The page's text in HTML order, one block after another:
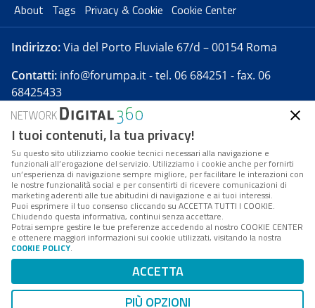
About Tags Privacy & Cookie Cookie Center
Indirizzo:Via del Porto Fluviale 67/d – 00154 Roma
Contatti: info@forumpa.it- tel. 06 684251 - fax. 06
68425433
Forumpa.itè una pubblicazione telematica iscritta
presso Registro della stampa del Tribunale di Roma -
Reg. n. 182 del 2 maggio 2008 - Direttore resp. Michela
Stentella
FPA s.r.l. è società soggetta a Direzione e
Coordinamento da parte di Digital360 S.p.A. - FPA s.r.l.
è un'azienda certificata per il sistema di management
Codice Fiscale/Partita IVA n. 10693191008 - R.E.A. Roma
n. 1249791. ISP AWS
Mappa del sito
I tuoi contenuti, la tua privacy!
Su questo sito utilizziamo cookie tecnici necessari alla navigazione e
funzionali all’erogazione del servizio. Utilizziamo i cookie anche per fornirti
un’esperienza di navigazione sempre migliore, per facilitare le interazioni con
le nostre funzionalità social e per consentirti di ricevere comunicazioni di
marketing aderenti alle tue abitudini di navigazione e ai tuoi interessi.
Puoi esprimere il tuo consenso cliccando su ACCETTA TUTTI I COOKIE.
Chiudendo questa informativa, continui senza accettare.
Potrai sempre gestire le tue preferenze accedendo al nostro COOKIE CENTER
e ottenere maggiori informazioni sui cookie utilizzati, visitando la nostra
COOKIE POLICY.
ACCETTA
PIÙ OPZIONI